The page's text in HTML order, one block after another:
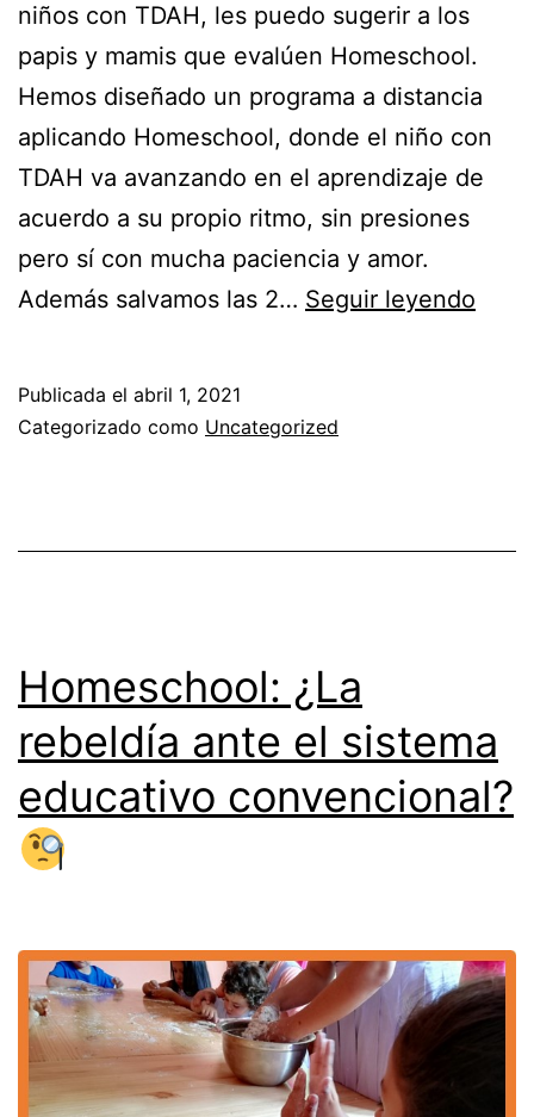
niños con TDAH, les puedo sugerir a los
papis y mamis que evalúen Homeschool.
Hemos diseñado un programa a distancia
aplicando Homeschool, donde el niño con
TDAH va avanzando en el aprendizaje de
acuerdo a su propio ritmo, sin presiones
pero sí con mucha paciencia y amor.
Además salvamos las 2… Seguir leyendo
Publicada el abril 1, 2021
Categorizado como Uncategorized
Homeschool: ¿La
rebeldía ante el sistema
educativo convencional?